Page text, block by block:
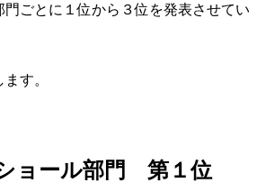
ごとに１位から３位を発表させてい
す。
ョール部門 第１位